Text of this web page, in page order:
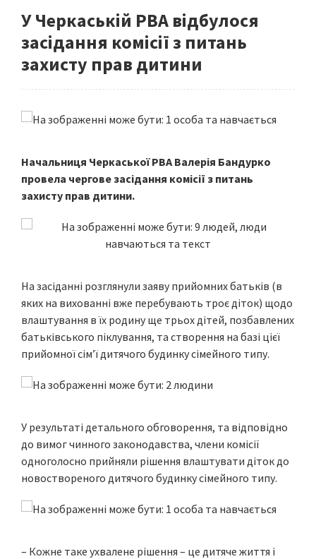
У Черкаській РВА відбулося
засідання комісії з питань
захисту прав дитини
Начальниця Черкаської РВА Валерія Бандурко
провела чергове засідання комісії з питань
захисту прав дитини.
На засіданні розглянули заяву прийомних батьків (в
яких на вихованні вже перебувають троє діток) щодо
влаштування в їх родину ще трьох дітей, позбавлених
батьківського піклування, та створення на базі цієї
прийомної сім’ї дитячого будинку сімейного типу.
У результаті детального обговорення, та відповідно
до вимог чинного законодавства, члени комісії
одноголосно прийняли рішення влаштувати діток до
новоствореного дитячого будинку сімейного типу.
– Кожне таке ухвалене рішення – це дитяче життя і